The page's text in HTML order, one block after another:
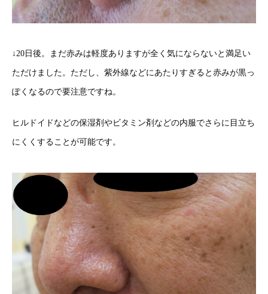
↓20日後。まだ赤みは軽度ありますが全く気にならないと満足い
ただけました。ただし、紫外線などにあたりすぎると赤みが黒っ
ぽくなるので要注意ですね。
ヒルドイドなどの保湿剤やビタミン剤などの内服でさらに目立ち
にくくすることが可能です。